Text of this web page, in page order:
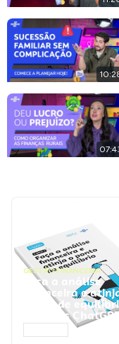
GESTÃO FINANCEIRA
Faça a análise
financeira e
ponto de
Prompts